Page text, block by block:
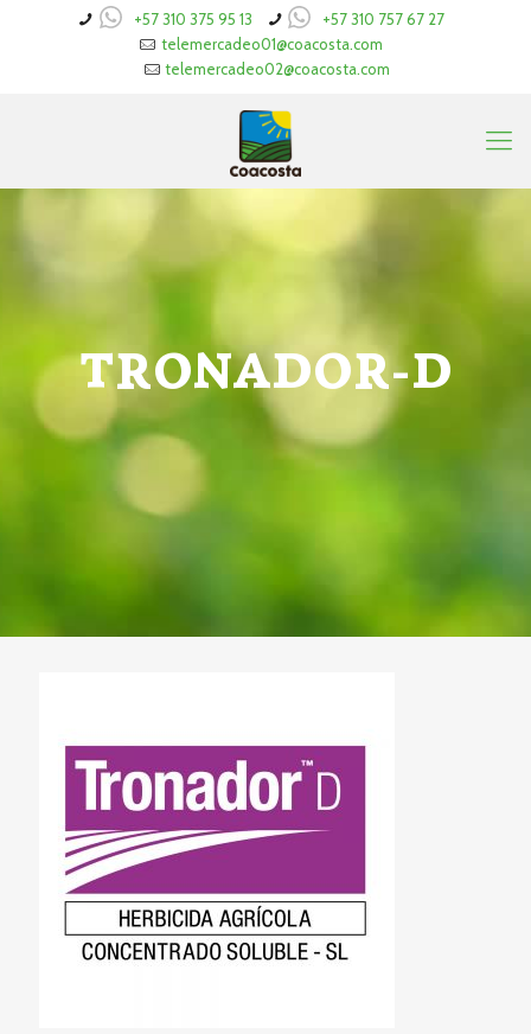
+57 310 375 95 13
+57 310 757 67 27
telemercadeo01@coacosta.com
telemercadeo02@coacosta.com
TRONADOR-D